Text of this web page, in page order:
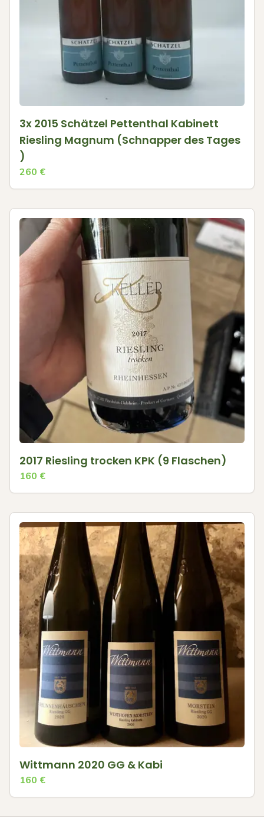
3x 2015 Schätzel Pettenthal Kabinett
Riesling Magnum (Schnapper des Tages
)
260 €
2017 Riesling trocken KPK (9 Flaschen)
160 €
Wittmann 2020 GG & Kabi
160 €